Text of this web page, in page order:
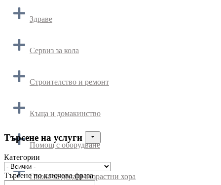
Здраве
Сервиз за кола
Строителство и ремонт
Къща и домакинство
Помощ с оборудване
Грижа за деца и възрастни хора
Търсене на услуги
Категории
Търсене по ключова фраза